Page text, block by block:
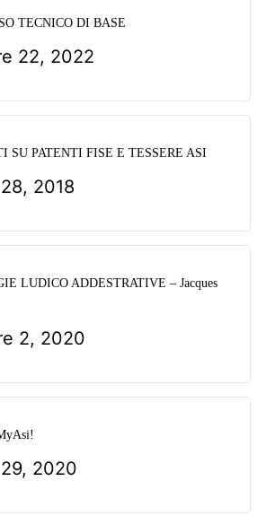
TECNICO DI BASE
22, 2022
SU PATENTI FISE E TESSERE ASI
2018
LUDICO ADDESTRATIVE – Jacques
2, 2020
2020